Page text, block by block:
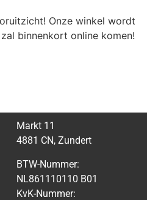
Onze winkel wordt
binnenkort online komen!
Markt 11
4881 CN, Zundert
BTW-Nummer:
NL861110110 B01
KvK-Nummer: